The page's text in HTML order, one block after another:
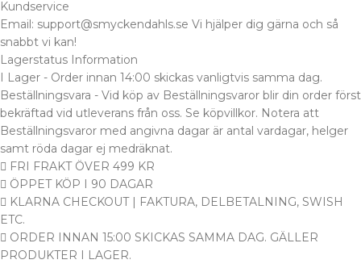
Kundservice
Email: support@smyckendahls.se Vi hjälper dig gärna och så
snabbt vi kan!
Lagerstatus Information
I Lager - Order innan 14:00 skickas vanligtvis samma dag.
Beställningsvara - Vid köp av Beställningsvaror blir din order först
bekräftad vid utleverans från oss. Se köpvillkor. Notera att
Beställningsvaror med angivna dagar är antal vardagar, helger
samt röda dagar ej medräknat.
FRI FRAKT ÖVER 499 KR
ÖPPET KÖP I 90 DAGAR
KLARNA CHECKOUT | FAKTURA, DELBETALNING, SWISH
ETC.
ORDER INNAN 15:00 SKICKAS SAMMA DAG. GÄLLER
PRODUKTER I LAGER.